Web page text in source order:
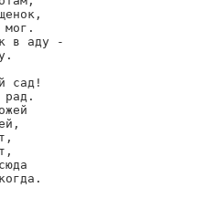
мог.
в аду -
сад!
рад.